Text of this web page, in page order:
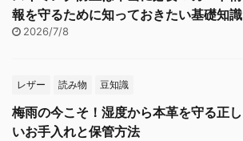
報を守るために知っておきたい基礎知識
2026/7/8
レザー 読み物 豆知識
梅雨の今こそ！湿度から本革を守る正し
いお手入れと保管方法